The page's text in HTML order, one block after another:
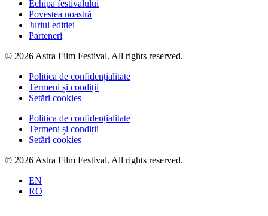
Echipa festivalului
Povestea noastră
Juriul ediției
Parteneri
© 2026 Astra Film Festival. All rights reserved.
Politica de confidențialitate
Termeni și condiții
Setări cookies
Politica de confidențialitate
Termeni și condiții
Setări cookies
© 2026 Astra Film Festival. All rights reserved.
EN
RO